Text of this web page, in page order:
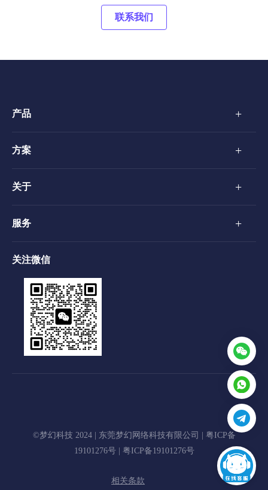
联系我们
产品 +
方案 +
关于 +
服务 +
关注微信
©梦幻科技 2024 | 东莞梦幻网络科技有限公司 | 粤ICP备
19101276号| 粤ICP备19101276号
相关条款